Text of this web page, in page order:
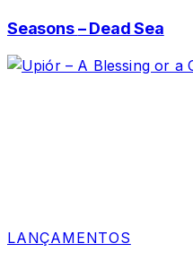
Seasons – Dead Sea
LANÇAMENTOS